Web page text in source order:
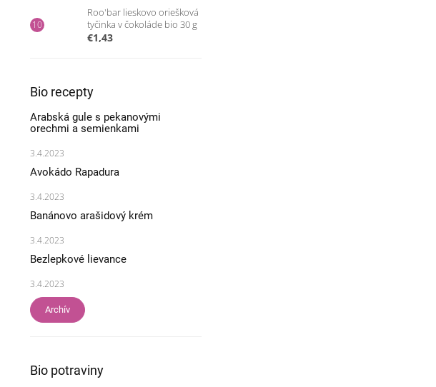
Roo'bar lieskovo oriešková
tyčinka v čokoláde bio 30 g
€1,43
Bio recepty
Arabská gule s pekanovými
orechmi a semienkami
3.4.2023
Avokádo Rapadura
3.4.2023
Banánovo arašidový krém
3.4.2023
Bezlepkové lievance
3.4.2023
Archív
Bio potraviny